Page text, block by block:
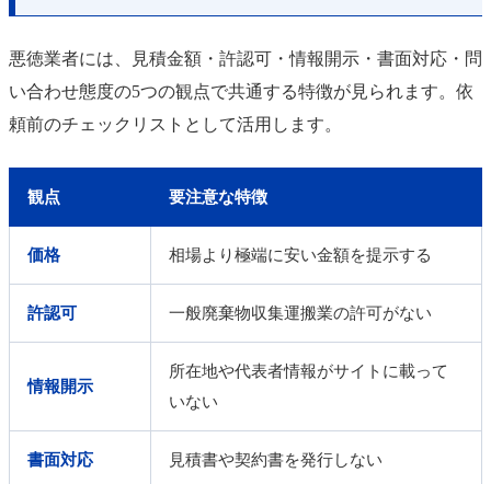
悪徳業者には、見積金額・許認可・情報開示・書面対応・問
い合わせ態度の5つの観点で共通する特徴が見られます。依
頼前のチェックリストとして活用します。
観点 要注意な特徴
価格 相場より極端に安い金額を提示する
許認可 一般廃棄物収集運搬業の許可がない
情報開示
所在地や代表者情報がサイトに載って
いない
書面対応 見積書や契約書を発行しない